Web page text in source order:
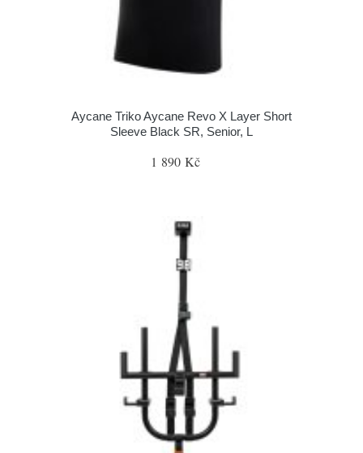
Aycane Triko Aycane Revo X Layer Short
Sleeve Black SR, Senior, L
1 890 Kč